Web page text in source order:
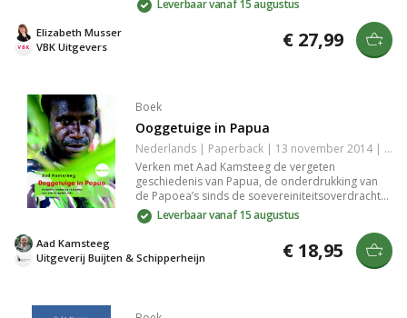
Musser verweeft persoonlijke strijd, geloof en
hoop voor een beter leven in een wereld vol
gevaar en bemoediging. Geschikt voor
Leverbaar vanaf 15 augustus
VBK Uitgevers
Elizabeth Musser € 27,99
Boek
Ooggetuige in Papua
Nederlands | Paperback | 13 november 2014 | 160 pagina's | 9789058818140
Verken met Aad Kamsteeg de vergeten
geschiedenis van Papua, de onderdrukking van
de Papoea’s sinds de soevereiniteitsoverdracht
aan Indonesië, en de impact van migratie op
cultuur en religie. De journalistieke blik onthult
mensenrechtenschendingen en biedt inzicht in de
strijd en toekomst van een onderdrukt volk.
Leverbaar vanaf 15 augustus
Uitgeverij Buijten & Schipperheijn
Aad Kamsteeg € 18,95